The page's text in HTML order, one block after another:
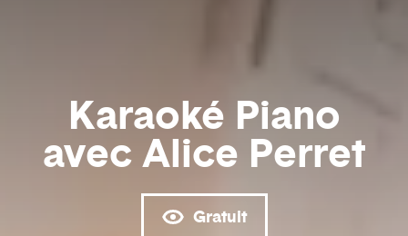
Karaoké Piano
avec Alice Perret
Gratuit